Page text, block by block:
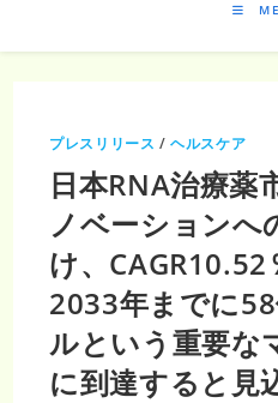
プレスリリース /ヘルスケア
日本RNA治療薬
ノベーションへ
け、CAGR10.52
2033年までに
ルという重要な
に到達すると見